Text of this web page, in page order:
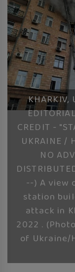
CREDIT -
UKRAINE /
NO
--) A view
station
attack in
2022 .
of Ukraine/